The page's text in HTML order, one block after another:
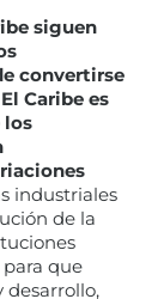
siguen
convertirse
Caribe es
los
industriales
de la
que
desarrollo,